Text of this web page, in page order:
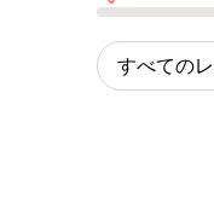
否定的なレ
すべての